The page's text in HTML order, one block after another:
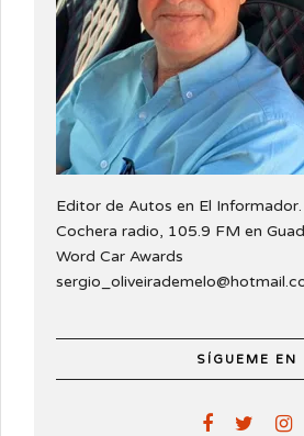
Editor de Autos en El
Cochera radio, 105.9 FM en
Word Car Awards
SÍGUEME EN